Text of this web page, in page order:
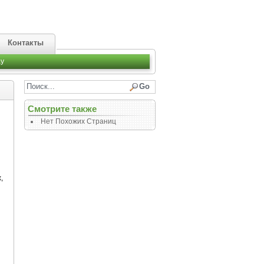
Контакты
Смотрите также
Нет Похожих Страниц